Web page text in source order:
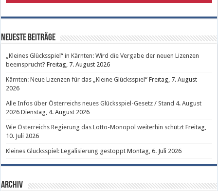
Neueste Beiträge
„Kleines Glücksspiel“ in Kärnten: Wird die Vergabe der neuen Lizenzen
beeinsprucht? Freitag, 7. August 2026
Kärnten: Neue Lizenzen für das „Kleine Glücksspiel“ Freitag, 7. August
2026
Alle Infos über Österreichs neues Glücksspiel-Gesetz / Stand 4. August
2026 Dienstag, 4. August 2026
Wie Österreichs Regierung das Lotto-Monopol weiterhin schützt Freitag,
10. Juli 2026
Kleines Glücksspiel: Legalisierung gestoppt Montag, 6. Juli 2026
Archiv